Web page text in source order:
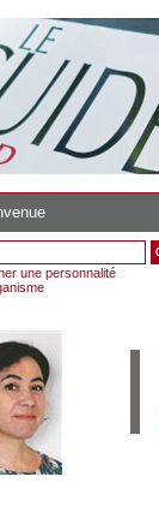
une personnalité